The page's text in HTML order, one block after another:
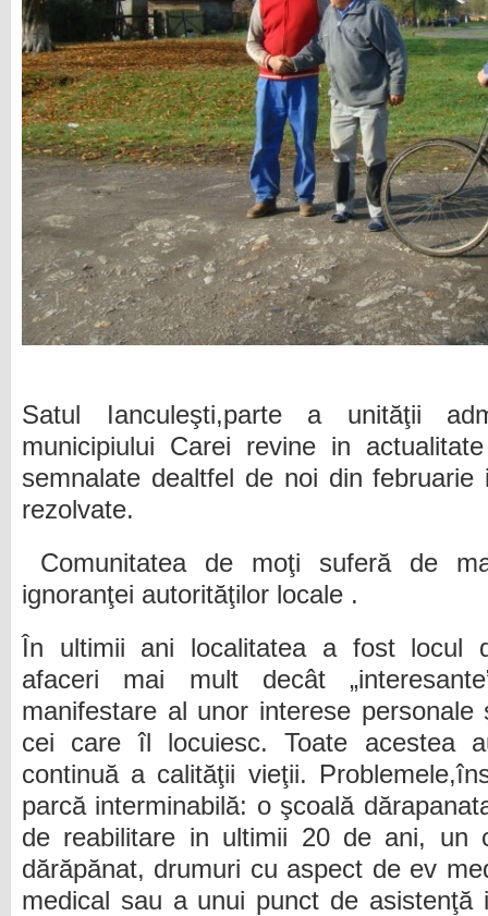
Satul Ianculeşti,parte a unităţii
municipiului Carei revine in
semnalate dealtfel de noi din
rezolvate.
Comunitatea de moţi suferă de
ignoranţei autorităţilor locale .
În ultimii ani localitatea a fost locul
afaceri mai mult decât
manifestare al unor interese
cei care îl locuiesc. Toate acestea
continuă a calităţii vieţii.
parcă interminabilă: o şcoală
de reabilitare in ultimii 20 de ani, un
dărăpănat, drumuri cu aspect de ev
medical sau a unui punct de asistenţă